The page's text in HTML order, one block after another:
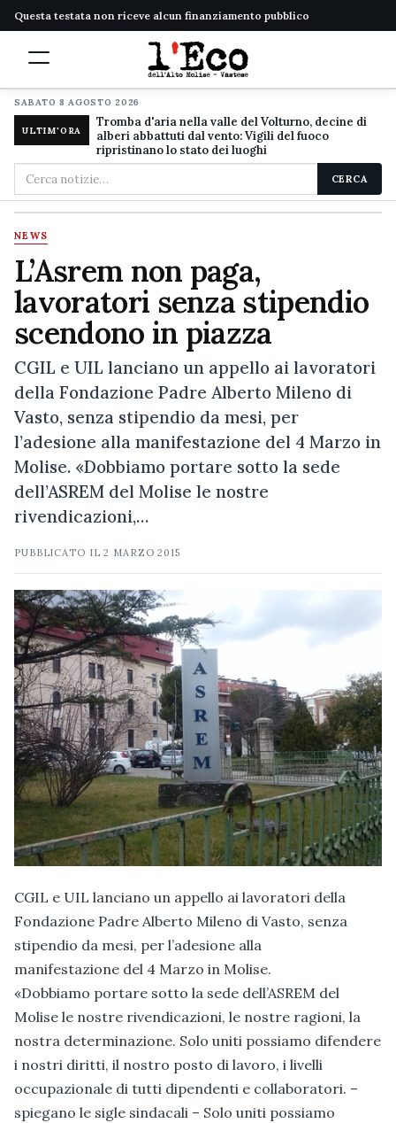
Questa testata non riceve alcun finanziamento pubblico
SABATO 8 AGOSTO 2026
ULTIM'ORA
Tromba d'aria nella valle del Volturno, decine di
alberi abbattuti dal vento: Vigili del fuoco
ripristinano lo stato dei luoghi
Cerca
nel
sito
CERCA
NEWS
L’Asrem non paga,
lavoratori senza stipendio
scendono in piazza
CGIL e UIL lanciano un appello ai lavoratori
della Fondazione Padre Alberto Mileno di
Vasto, senza stipendio da mesi, per
l’adesione alla manifestazione del 4 Marzo in
Molise. «Dobbiamo portare sotto la sede
dell’ASREM del Molise le nostre
rivendicazioni,…
PUBBLICATO IL2 MARZO 2015
CGIL e UIL lanciano un appello ai lavoratori della
Fondazione Padre Alberto Mileno di Vasto, senza
stipendio da mesi, per l’adesione alla
manifestazione del 4 Marzo in Molise.
«Dobbiamo portare sotto la sede dell’ASREM del
Molise le nostre rivendicazioni, le nostre ragioni, la
nostra determinazione. Solo uniti possiamo difendere
i nostri diritti, il nostro posto di lavoro, i livelli
occupazionale di tutti dipendenti e collaboratori. –
spiegano le sigle sindacali – Solo uniti possiamo